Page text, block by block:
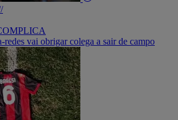
redes vai obrigar colega a sair de campo